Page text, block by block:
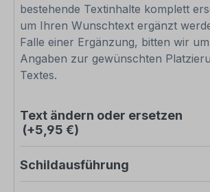
bestehende Textinhalte komplett
um Ihren Wunschtext ergänzt
Falle einer Ergänzung, bitten wir
Angaben zur gewünschten
Textes.
Text ändern oder ersetzen
(+5,95 €)
Schildausführung